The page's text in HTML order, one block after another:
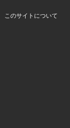
このサイトについて